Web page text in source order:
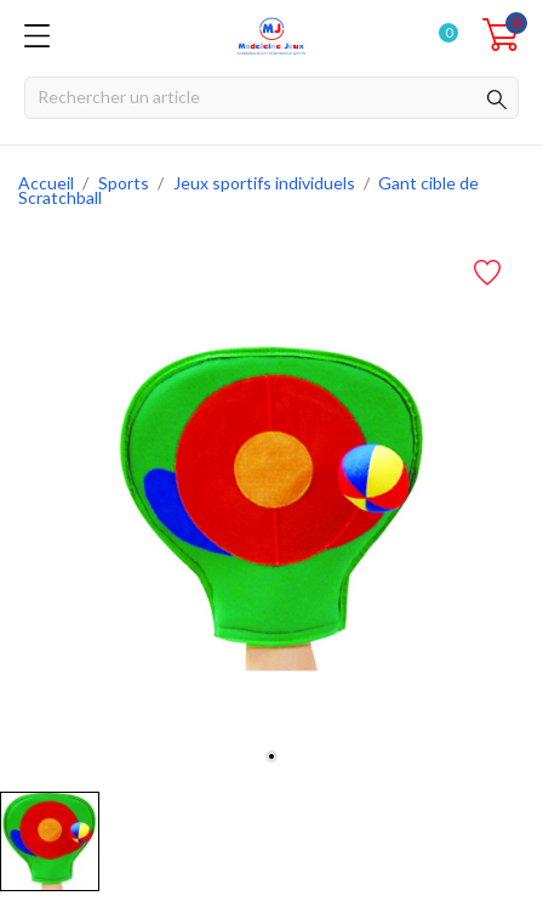
0
0
Accueil Sports Jeux sportifs individuels Gant cible de
Scratchball